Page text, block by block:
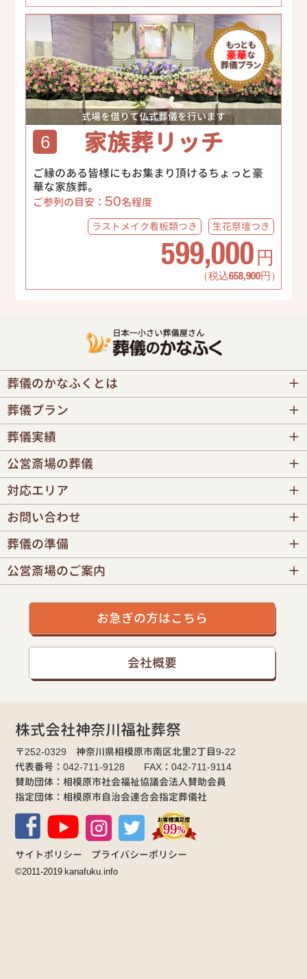
式場を借りて仏式葬儀を行います
6 家族葬リッチ
ご縁のある皆様にもお集まり頂けるちょっと豪
華な家族葬。
ご参列の目安： 50名程度
ラストメイク看板類つき 生花祭壇つき
599,000 円
（税込658,900円）
葬儀のかなふくとは
葬儀プラン
葬儀実績
公営斎場の葬儀
対応エリア
お問い合わせ
葬儀の準備
公営斎場のご案内
お急ぎの方はこちら
会社概要
株式会社神奈川福祉葬祭
〒252-0329 神奈川県相模原市南区北里2丁目9-22
代表番号：042-711-9128 FAX：042-711-9114
賛助団体：相模原市社会福祉協議会法人賛助会員
指定団体：相模原市自治会連合会指定葬儀社
サイトポリシー プライバシーポリシー
©2011-2019 kanafuku.info